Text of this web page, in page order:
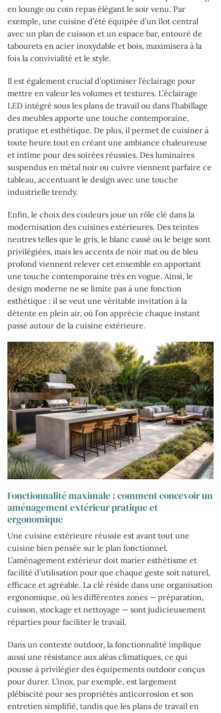
en lounge ou coin repas élégant le soir venu. Par
exemple, une cuisine d’été équipée d’un îlot central
avec un plan de cuisson et un espace bar, entouré de
tabourets en acier inoxydable et bois, maximisera à la
fois la convivialité et le style.
Il est également crucial d’optimiser l’éclairage pour
mettre en valeur les volumes et textures. L’éclairage
LED intégré sous les plans de travail ou dans l’habillage
des meubles apporte une touche contemporaine,
pratique et esthétique. De plus, il permet de cuisiner à
toute heure tout en créant une ambiance chaleureuse
et intime pour des soirées réussies. Des luminaires
suspendus en métal noir ou cuivre viennent parfaire ce
tableau, accentuant le design avec une touche
industrielle trendy.
Enfin, le choix des couleurs joue un rôle clé dans la
modernisation des cuisines extérieures. Des teintes
neutres telles que le gris, le blanc cassé ou le beige sont
privilégiées, mais les accents de noir mat ou de bleu
profond viennent relever cet ensemble en apportant
une touche contemporaine très en vogue. Ainsi, le
design moderne ne se limite pas à une fonction
esthétique : il se veut une véritable invitation à la
détente en plein air, où l’on apprécie chaque instant
passé autour de la cuisine extérieure.
Fonctionnalité maximale : comment concevoir un
aménagement extérieur pratique et
ergonomique
Une cuisine extérieure réussie est avant tout une
cuisine bien pensée sur le plan fonctionnel.
L’aménagement extérieur doit marier esthétisme et
facilité d’utilisation pour que chaque geste soit naturel,
efficace et agréable. La clé réside dans une organisation
ergonomique, où les différentes zones — préparation,
cuisson, stockage et nettoyage — sont judicieusement
réparties pour faciliter le travail.
Dans un contexte outdoor, la fonctionnalité implique
aussi une résistance aux aléas climatiques, ce qui
pousse à privilégier des équipements outdoor conçus
pour durer. L’inox, par exemple, est largement
plébiscité pour ses propriétés anticorrosion et son
entretien simplifié, tandis que les plans de travail en